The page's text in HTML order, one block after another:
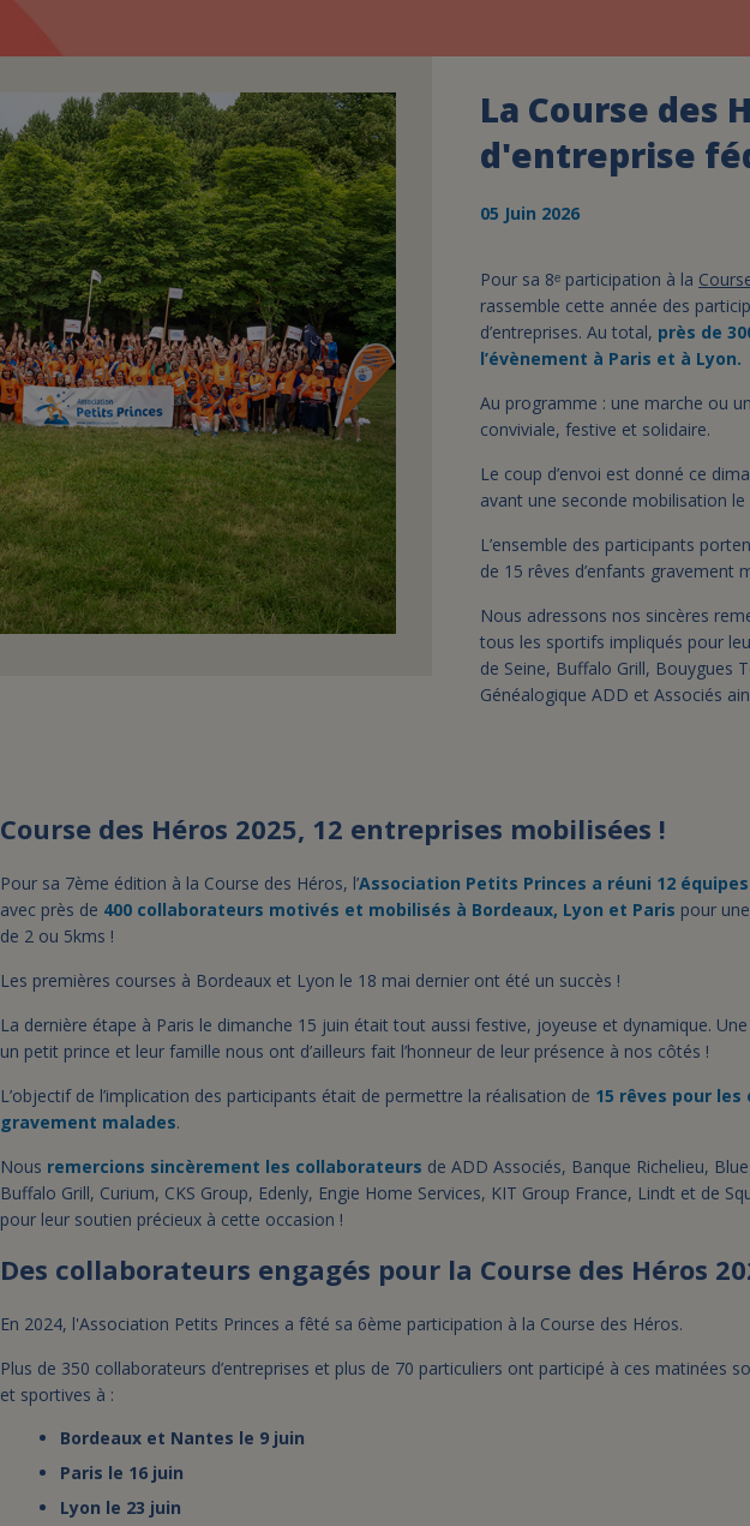
La Course des
d'entreprise
05 Juin 2026
Pour sa 8ᵉ participation à la
rassemble cette année des
d’entreprises. Au total, près de
l’évènement à Paris et à Lyon.
Au programme : une marche ou
conviviale, festive et solidaire.
Le coup d’envoi est donné ce
avant une seconde mobilisation le
L’ensemble des participants
de 15 rêves d’enfants gravement
Nous adressons nos sincères
tous les sportifs impliqués pour
de Seine, Buffalo Grill, Bouygues
Généalogique ADD et Associés
Course des Héros 2025, 12 entreprises mobilisées !
Pour sa 7ème édition à la Course des Héros, l’Association Petits Princes a réuni 12
avec près de 400 collaborateurs motivés et mobilisés à Bordeaux, Lyon et Paris pour
de 2 ou 5kms !
Les premières courses à Bordeaux et Lyon le 18 mai dernier ont été un succès !
La dernière étape à Paris le dimanche 15 juin était tout aussi festive, joyeuse et dynamique.
un petit prince et leur famille nous ont d’ailleurs fait l’honneur de leur présence à nos côtés !
L’objectif de l’implication des participants était de permettre la réalisation de 15 rêves pour
gravement malades.
Nous remercions sincèrement les collaborateurs de ADD Associés, Banque Richelieu,
Buffalo Grill, Curium, CKS Group, Edenly, Engie Home Services, KIT Group France, Lindt et de
pour leur soutien précieux à cette occasion !
Des collaborateurs engagés pour la Course des Héros
En 2024, l'Association Petits Princes a fêté sa 6ème participation à la Course des Héros.
Plus de 350 collaborateurs d’entreprises et plus de 70 particuliers ont participé à ces matinées
et sportives à :
Bordeaux et Nantes le 9 juin
Paris le 16 juin
Lyon le 23 juin